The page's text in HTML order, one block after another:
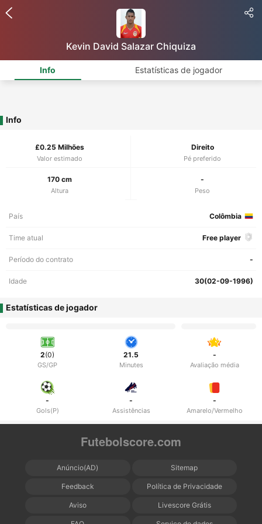
Kevin David Salazar Chiquiza
Info Estatísticas de jogador
Info
£0.25 Milhões
Valor estimado
Direito
Pé preferido
170 cm
Altura
-
Peso
País Colômbia
Time atual Free player
Período do contrato -
Idade 30(02-09-1996)
Estatísticas de jogador
2(0)
GS/GP
21.5
Minutes
-
Avaliação média
-
Gols(P)
-
Assistências
-
Amarelo/Vermelho
Futebolscore.com
Anúncio(AD) Sitemap
Feedback Política de Privacidade
Aviso Livescore Grátis